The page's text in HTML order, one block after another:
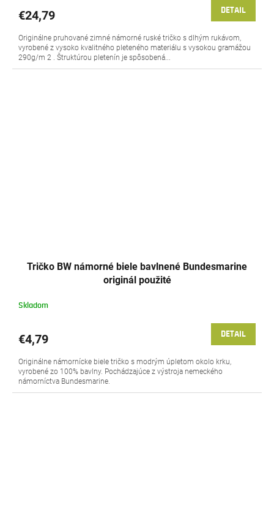
€24,79 DETAIL
Originálne pruhované zimné námorné ruské tričko s dlhým rukávom,
vyrobené z vysoko kvalitného pleteného materiálu s vysokou gramážou
290g/m 2 . Štruktúrou pletenín je spôsobená...
Tričko BW námorné biele bavlnené Bundesmarine
originál použité
Skladom
€4,79 DETAIL
Originálne námornícke biele tričko s modrým úpletom okolo krku,
vyrobené zo 100% bavlny. Pochádzajúce z výstroja nemeckého
námorníctva Bundesmarine.